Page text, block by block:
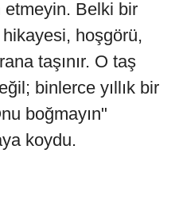
etmeyin. Belki bir
hoşgörü,
taşınır. O taş
binlerce yıllık bir
boğmayın"
koydu.